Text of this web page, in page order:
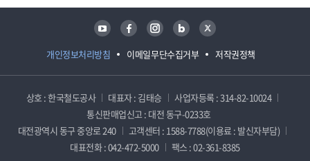
개인정보처리방침 이메일무단수집거부 저작권정책
유튜브 페이스북 인스타그램 블로그 트위터
상호 : 한국철도공사 대표자 : 김태승
사업자등록 : 314-82-10024
통신판매업신고 : 대전 동구-0233호
대전광역시 동구 중앙로 240
고객센터 : 1588-7788(이용료 : 발신자부담)
대표전화 : 042-472-5000
팩스 : 02-361-8385